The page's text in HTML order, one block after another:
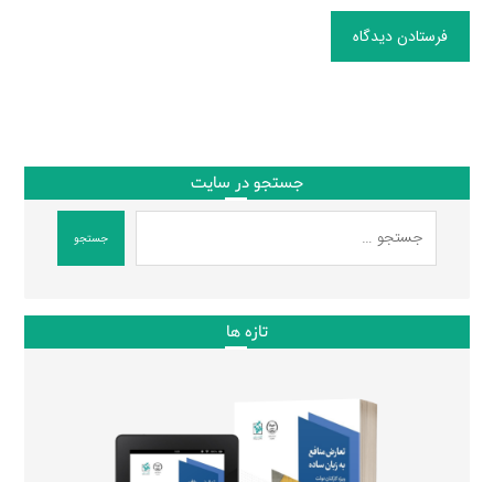
فرستادن دیدگاه
جستجو در سایت
جستجو
تازه ها